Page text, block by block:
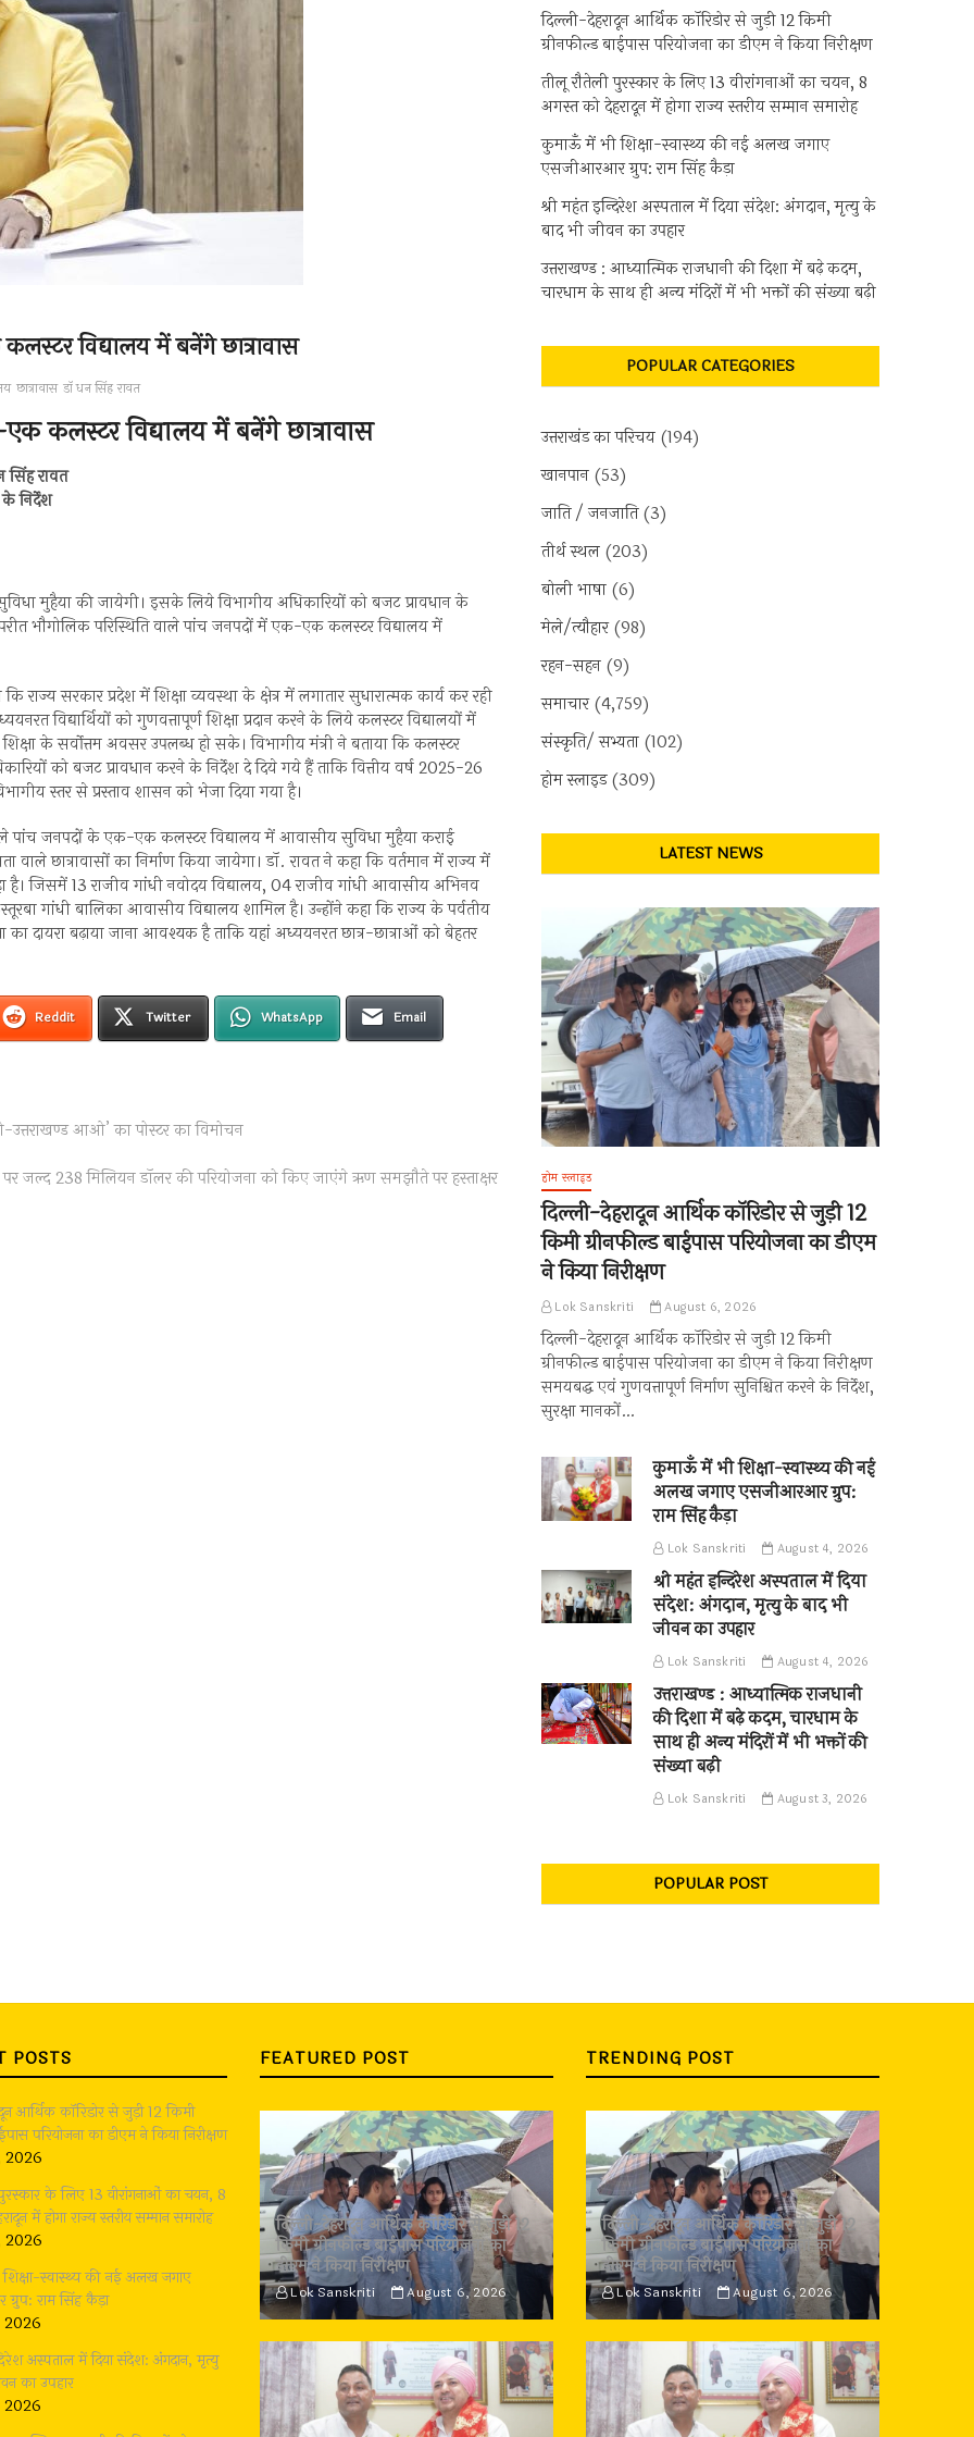
विद्यालय में बनेंगे छात्रावास
छात्रावास डॉ धन सिंह रावत
कलस्टर विद्यालय में बनेंगे छात्रावास
रावत
निर्देश
मुहैया की जायेगी। इसके लिये विभागीय अधिकारियों को बजट प्रावधान के
भौगोलिक परिस्थिति वाले पांच जनपदों में एक-एक कलस्टर विद्यालय में
राज्य सरकार प्रदेश में शिक्षा व्यवस्था के क्षेत्र में लगातार सुधारात्मक कार्य कर रही
विद्यार्थियों को गुणवत्तापूर्ण शिक्षा प्रदान करने के लिये कलस्टर विद्यालयों में
के सर्वोत्तम अवसर उपलब्ध हो सके। विभागीय मंत्री ने बताया कि कलस्टर
को बजट प्रावधान करने के निर्देश दे दिये गये हैं ताकि वित्तीय वर्ष 2025-26
स्तर से प्रस्ताव शासन को भेजा दिया गया है।
पांच जनपदों के एक-एक कलस्टर विद्यालय में आवासीय सुविधा मुहैया कराई
छात्रावासों का निर्माण किया जायेगा। डॉ. रावत ने कहा कि वर्तमान में राज्य में
जिसमें 13 राजीव गांधी नवोदय विद्यालय, 04 राजीव गांधी आवासीय अभिनव
गांधी बालिका आवासीय विद्यालय शामिल है। उन्होंने कहा कि राज्य के पर्वतीय
का दायरा बढ़ाया जाना आवश्यक है ताकि यहां अध्ययनरत छात्र-छात्राओं को बेहतर
Reddit Twitter WhatsApp Email
उत्तराखण्ड आओ’ का पोस्टर का विमोचन
पर जल्द 238 मिलियन डॉलर की परियोजना को किए जाएंगे ऋण समझौते पर हस्ताक्षर
दिल्ली-देहरादून आर्थिक कॉरिडोर से जुड़ी 12 किमी
ग्रीनफील्ड बाईपास परियोजना का डीएम ने किया निरीक्षण
तीलू रौतेली पुरस्कार के लिए 13 वीरांगनाओं का चयन, 8
अगस्त को देहरादून में होगा राज्य स्तरीय सम्मान समारोह
कुमाऊँ में भी शिक्षा-स्वास्थ्य की नई अलख जगाए
एसजीआरआर ग्रुप: राम सिंह कैड़ा
श्री महंत इन्दिरेश अस्पताल में दिया संदेश: अंगदान, मृत्यु के
बाद भी जीवन का उपहार
उत्तराखण्ड : आध्यात्मिक राजधानी की दिशा में बढ़े कदम,
चारधाम के साथ ही अन्य मंदिरों में भी भक्तों की संख्या बढ़ी
POPULAR CATEGORIES
उत्तराखंड का परिचय (194)
खानपान (53)
जाति / जनजाति(3)
तीर्थ स्थल (203)
बोली भाषा (6)
मेले/त्यौहार(98)
रहन-सहन (9)
समाचार(4,759)
संस्कृति/ सभ्यता (102)
होम स्लाइड(309)
LATEST NEWS
होम स्लाइड
दिल्ली-देहरादून आर्थिक कॉरिडोर से जुड़ी 12
किमी ग्रीनफील्ड बाईपास परियोजना का डीएम
ने किया निरीक्षण
Lok Sanskriti August 6, 2026
दिल्ली-देहरादून आर्थिक कॉरिडोर से जुड़ी 12 किमी
ग्रीनफील्ड बाईपास परियोजना का डीएम ने किया निरीक्षण
समयबद्ध एवं गुणवत्तापूर्ण निर्माण सुनिश्चित करने के निर्देश,
सुरक्षा मानकों…
कुमाऊँ में भी शिक्षा-स्वास्थ्य की नई
अलख जगाए एसजीआरआर ग्रुप:
राम सिंह कैड़ा
Lok Sanskriti August 4, 2026
श्री महंत इन्दिरेश अस्पताल में दिया
संदेश: अंगदान, मृत्यु के बाद भी
जीवन का उपहार
Lok Sanskriti August 4, 2026
उत्तराखण्ड : आध्यात्मिक राजधानी
की दिशा में बढ़े कदम, चारधाम के
साथ ही अन्य मंदिरों में भी भक्तों की
संख्या बढ़ी
Lok Sanskriti August 3, 2026
POPULAR POST
POSTS
आर्थिक कॉरिडोर से जुड़ी 12 किमी
परियोजना का डीएम ने किया निरीक्षण
2026
के लिए 13 वीरांगनाओं का चयन, 8
में होगा राज्य स्तरीय सम्मान समारोह
2026
स्वास्थ्य की नई अलख जगाए
राम सिंह कैड़ा
2026
अस्पताल में दिया संदेश: अंगदान, मृत्यु
का उपहार
2026
FEATURED POST
दिल्ली-देहरादून आर्थिक कॉरिडोर से जुड़ी 12
किमी ग्रीनफील्ड बाईपास परियोजना का
डीएम ने किया निरीक्षण
Lok Sanskriti August 6, 2026
TRENDING POST
दिल्ली-देहरादून आर्थिक कॉरिडोर से जुड़ी 12
किमी ग्रीनफील्ड बाईपास परियोजना का
डीएम ने किया निरीक्षण
Lok Sanskriti August 6, 2026